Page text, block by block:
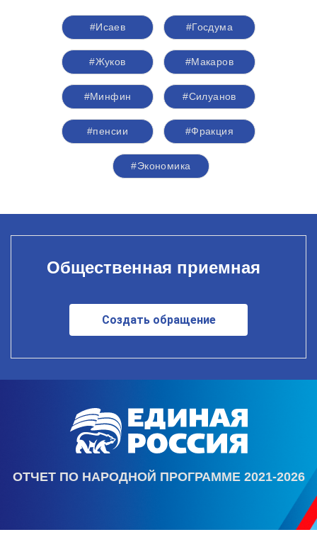
#Исаев #Госдума
#Жуков #Макаров
#Минфин #Силуанов
#пенсии #Фракция
#Экономика
Общественная приемная
Создать обращение
ОТЧЕТ ПО НАРОДНОЙ ПРОГРАММЕ 2021-2026